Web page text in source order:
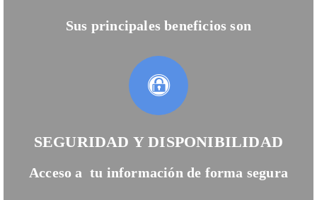
Sus principales beneficios son
SEGURIDAD Y DISPONIBILIDAD
Acceso a tu información de forma segura